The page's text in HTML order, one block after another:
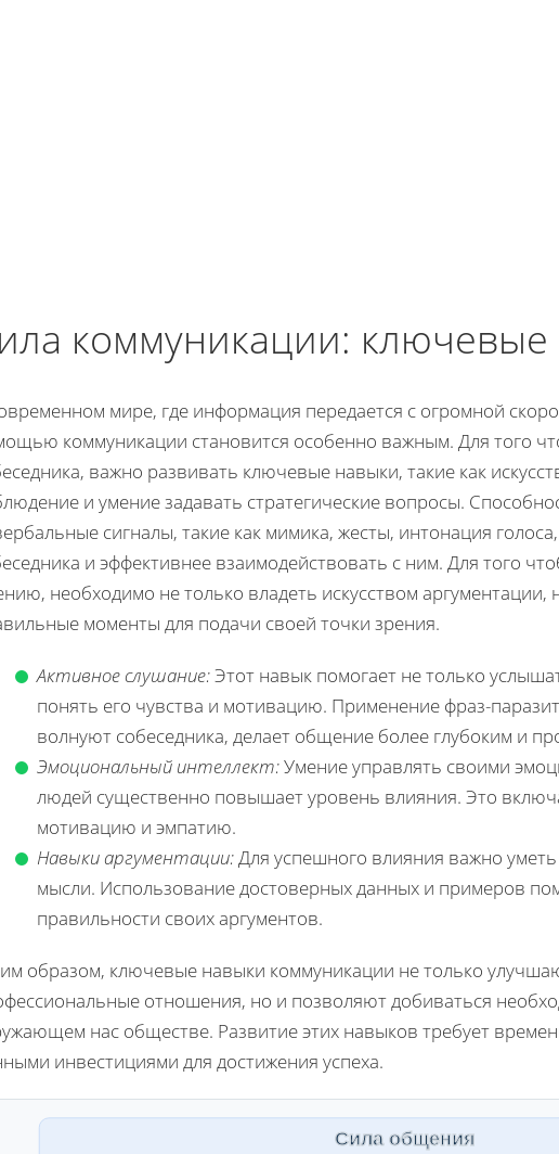
коммуникации: ключевые
мире, где информация передается с огромной
коммуникации становится особенно важным. Для того
важно развивать ключевые навыки, такие как
и умение задавать стратегические вопросы.
сигналы, такие как мимика, жесты, интонация
и эффективнее взаимодействовать с ним. Для того
необходимо не только владеть искусством аргументации,
моменты для подачи своей точки зрения.
Активное слушание:Этот навык помогает не только
понять его чувства и мотивацию. Применение фраз-
волнуют собеседника, делает общение более глубоким и
Эмоциональный интеллект:Умение управлять своими
людей существенно повышает уровень влияния. Это
мотивацию и эмпатию.
Навыки аргументации:Для успешного влияния важно
мысли. Использование достоверных данных и примеров
правильности своих аргументов.
образом, ключевые навыки коммуникации не только
отношения, но и позволяют добиваться
нас обществе. Развитие этих навыков требует
инвестициями для достижения успеха.
Сила общения